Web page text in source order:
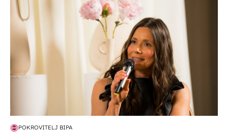
POKROVITELJ BIPA